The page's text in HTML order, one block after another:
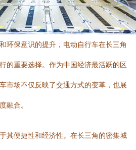
环保意识的提升，电动自行车在长三角
的重要选择。作为中国经济最活跃的区
市场不仅反映了交通方式的变革，也展
融合。
其便捷性和经济性。在长三角的密集城